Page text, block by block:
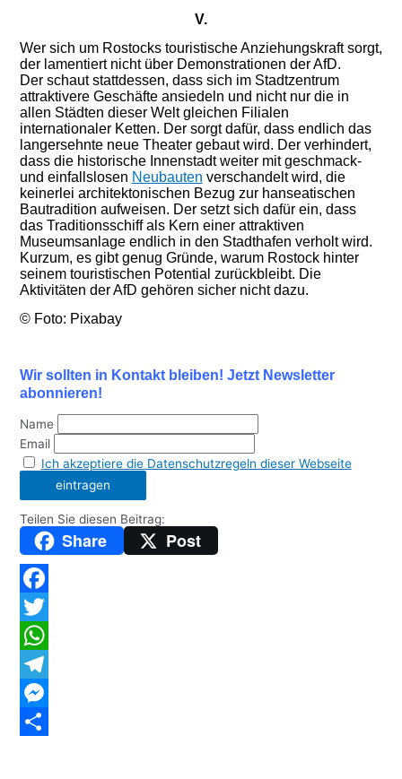
V.
Wer sich um Rostocks touristische Anziehungskraft sorgt,
der lamentiert nicht über Demonstrationen der AfD.
Der schautstattdessen, dass sich im Stadtzentrum
attraktivere Geschäfte ansiedeln und nicht nur die in
allen Städten dieser Welt gleichen Filialen
internationaler Ketten. Der sorgt dafür, dass endlich das
langersehnte neue Theater gebaut wird. Der verhindert,
dass die historische Innenstadt weiter mit geschmack-
und einfallslosen Neubauten verschandelt wird, die
keinerlei architektonischen Bezug zur hanseatischen
Bautradition aufweisen. Der setzt sich dafür ein, dass
das Traditionsschiffals Kern einer attraktiven
Museumsanlage endlich in den Stadthafen verholt wird.
Kurzum, es gibt genug Gründe, warum Rostock hinter
seinem touristischen Potential zurückbleibt. Die
Aktivitäten der AfD gehören sicher nicht dazu.
© Foto: Pixabay
Wir sollten in Kontakt bleiben! Jetzt Newsletter
abonnieren!
Name
Email
Ich akzeptiere die Datenschutzregeln dieser Webseite
Teilen Sie diesen Beitrag:
Share Post
Facebook
Twitter
WhatsApp
Telegram
Messenger